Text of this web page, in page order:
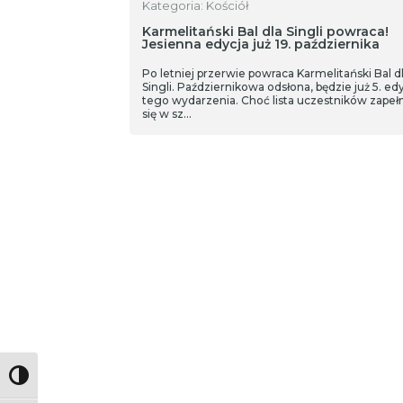
Toggle High Contrast
Kategoria: Kościół
Karmelitański Bal dla Singli powraca!
Jesienna edycja już 19. października
Po letniej przerwie powraca Karmelitański Bal
Singli. Październikowa odsłona, będzie już 5.
tego wydarzenia. Choć lista uczestników
się w sz…